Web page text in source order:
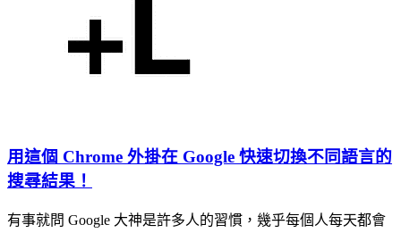
用這個 Chrome 外掛在 Google 快速切換不同語言的
搜尋結果！
有事就問 Google 大神是許多人的習慣，幾乎每個人每天都會